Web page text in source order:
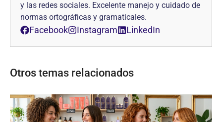
y las redes sociales. Excelente manejo y cuidado de
normas ortográficas y gramaticales.
Facebook Instagram LinkedIn
Otros temas relacionados